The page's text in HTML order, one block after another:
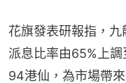
花旗發表研報指，
派息比率由65%上
94港仙，為市場帶來